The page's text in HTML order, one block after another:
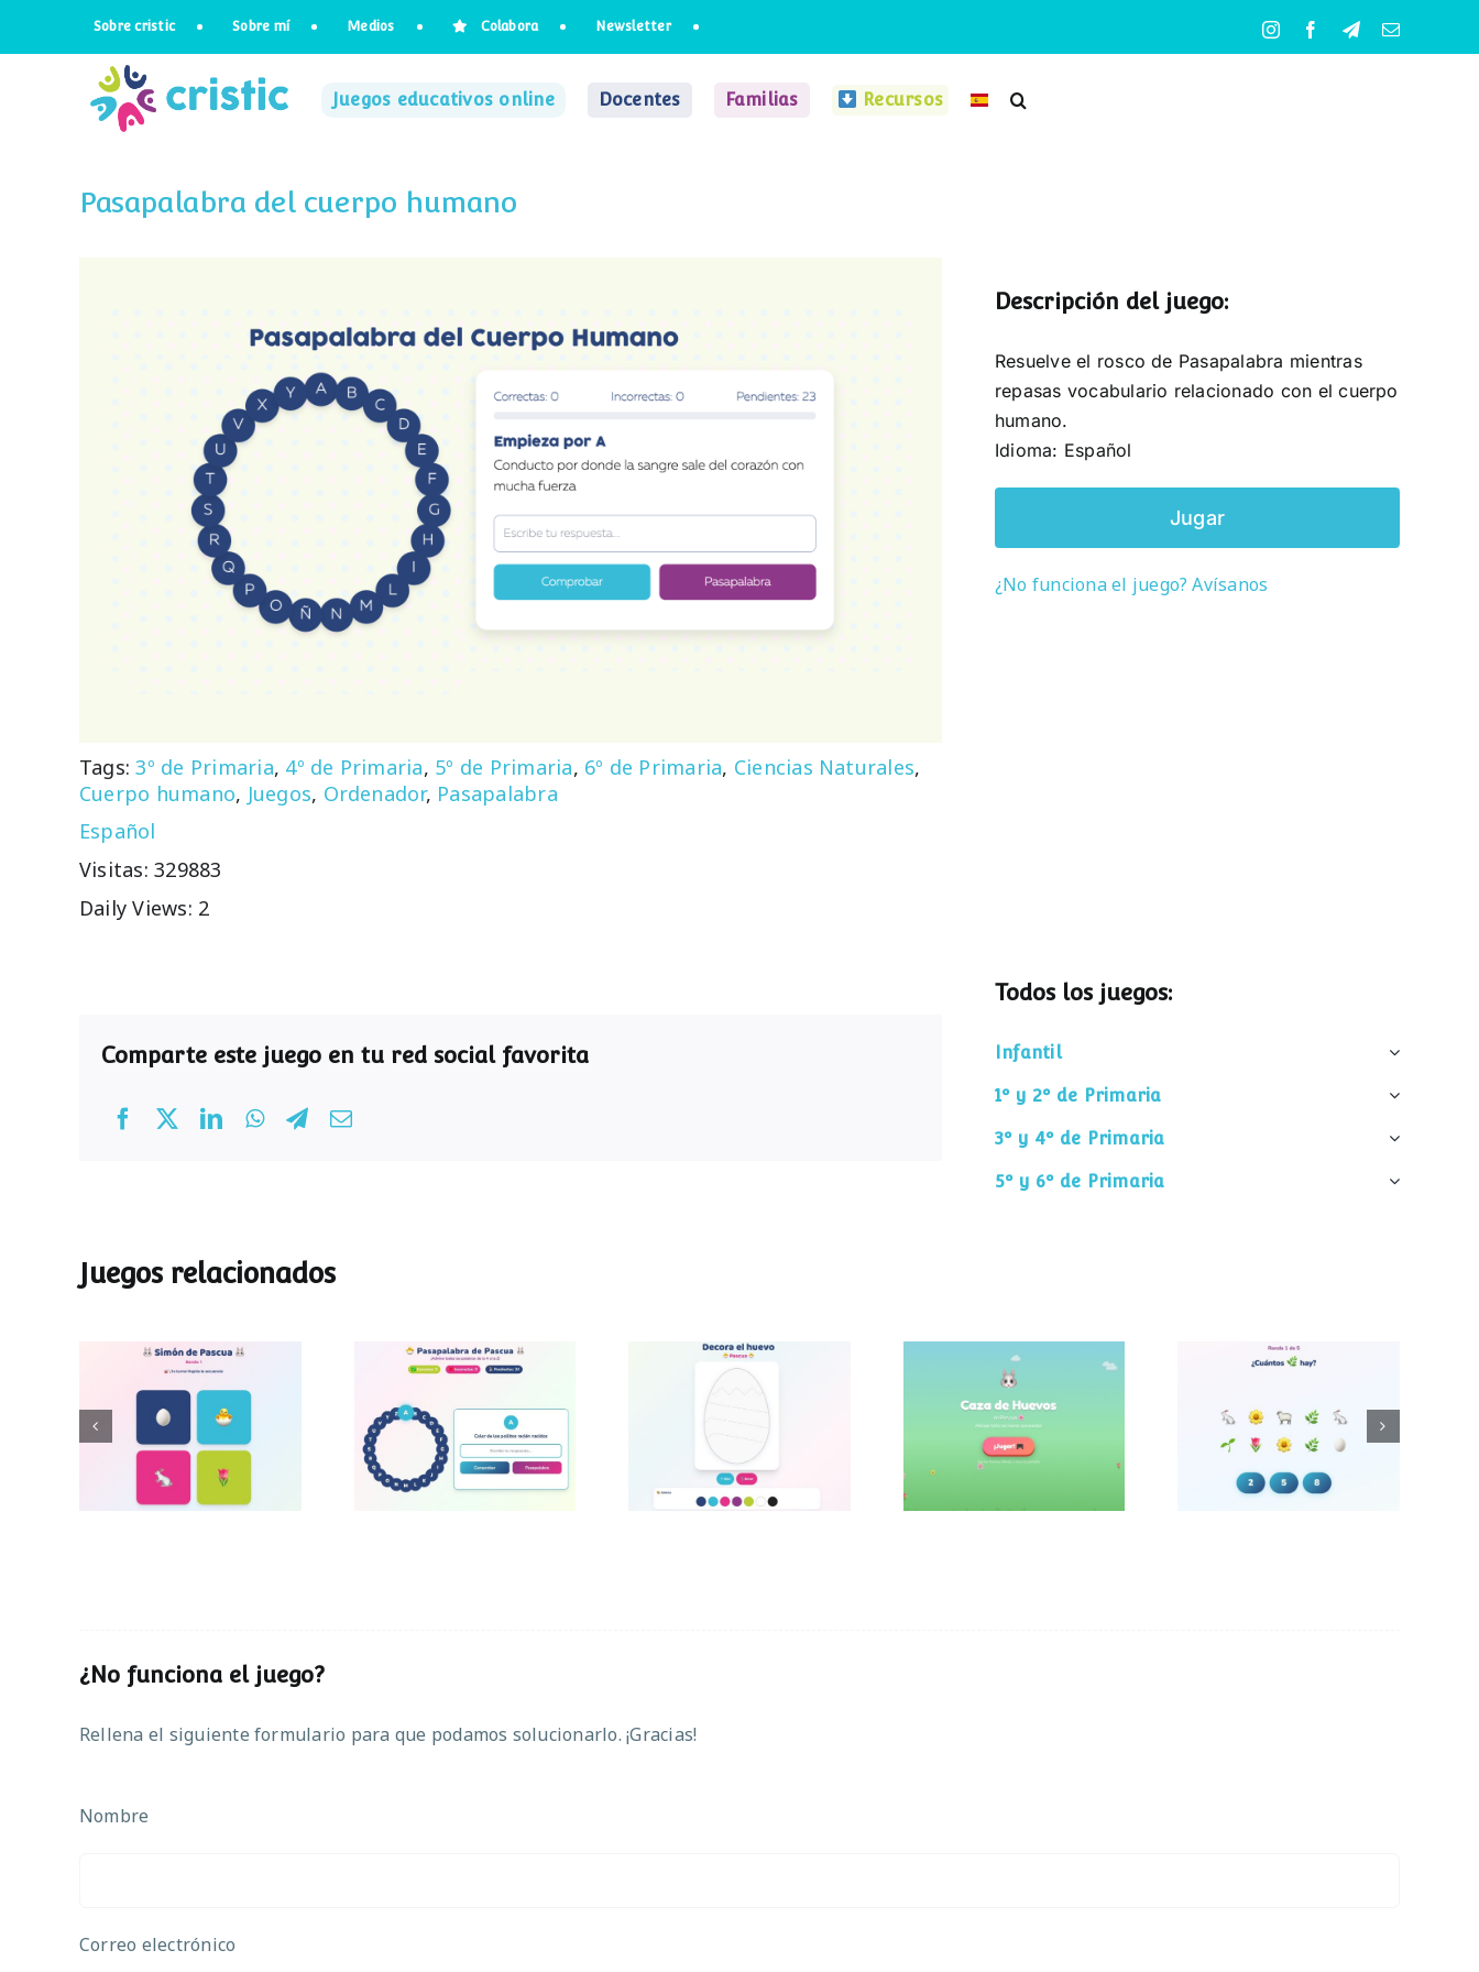
Sobre cristic Sobre mí Medios Colabora Newsletter InstagramFacebookTelegramCorreo
Juegos educativos online Docentes Familias Recursos
Pasapalabra del cuerpo humano
Tags:3º de Primaria, 4º de Primaria, 5º de Primaria, 6º de Primaria, Ciencias Naturales,
Cuerpo humano, Juegos, Ordenador, Pasapalabra
Español
Visitas: 329883
Daily Views: 2
Descripción del juego:
Resuelve el rosco de Pasapalabra mientras
repasas vocabulario relacionado con el cuerpo
humano.
Idioma: Español
Jugar
¿No funciona el juego? Avísanos
Comparte este juego en tu red social favorita
Todos los juegos:
Infantil
1º y 2º de Primaria
3º y 4º de Primaria
5º y 6º de Primaria
Juegos relacionados
Simon de Pascua
Pasapalabra de
Pascua
Decora el huevo de
Pascua
Caza de huevos
¿Cuántos
elementos hay?
¿No funciona el juego?
Rellena el siguiente formulario para que podamos solucionarlo. ¡Gracias!
Nombre
Correo electrónico